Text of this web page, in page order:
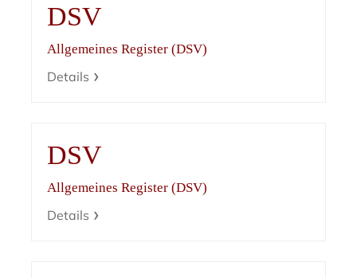
DSV
Allgemeines Register (DSV)
Details
DSV
Allgemeines Register (DSV)
Details